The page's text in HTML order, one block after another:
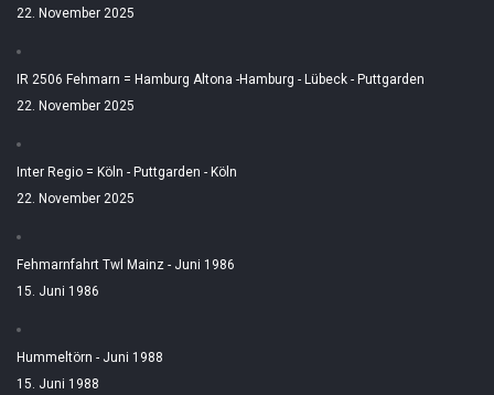
22. November 2025
IR 2506 Fehmarn = Hamburg Altona -Hamburg - Lübeck - Puttgarden
22. November 2025
Inter Regio = Köln - Puttgarden - Köln
22. November 2025
Fehmarnfahrt Twl Mainz - Juni 1986
15. Juni 1986
Hummeltörn - Juni 1988
15. Juni 1988